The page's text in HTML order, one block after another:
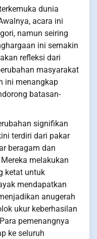
dunia
acara ini
namun seiring
ini semakin
refleksi dari
masyarakat
ini menangkap
batasan-
signifikan
terdiri dari pakar
beragam dan
melakukan
ketat untuk
mendapatkan
anugerah
ukur keberhasilan
pemenangnya
ke seluruh